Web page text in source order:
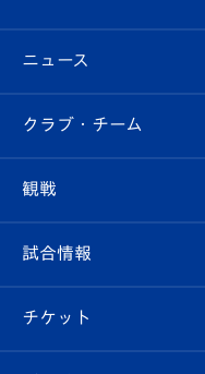
ニュース
すべて
クラブ
試合情報
クラブ・チーム
クラブ概要
エンブレム紹介
観戦
観戦ルール
はじめての観戦ガイド
試合情報
試合日程/結果
チケット